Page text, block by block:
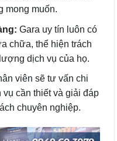
mong muốn.
Gara uy tín luôn có
chữa, thể hiện trách
dịch vụ của họ.
viên sẽ tư vấn chi
vụ cần thiết và giải đáp
chuyên nghiệp.